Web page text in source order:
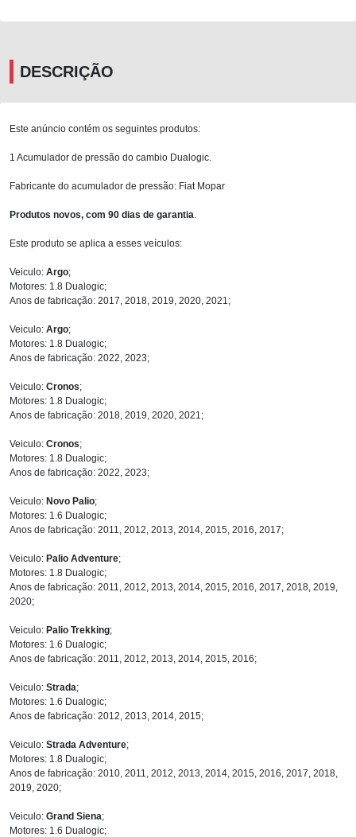
DESCRIÇÃO
Este anúncio contém os seguintes produtos:
1 Acumulador de pressão do cambio Dualogic.
Fabricante do acumulador de pressão: Fiat Mopar
Produtos novos, com 90 dias de garantia
Este produto se aplica a esses veículos:
Veiculo: Argo;
Motores: 1.8 Dualogic;
Anos de fabricação: 2017, 2018, 2019, 2020, 2021;
Veiculo: Argo;
Motores: 1.8 Dualogic;
Anos de fabricação: 2022, 2023;
Veiculo: Cronos;
Motores: 1.8 Dualogic;
Anos de fabricação: 2018, 2019, 2020, 2021;
Veiculo: Cronos;
Motores: 1.8 Dualogic;
Anos de fabricação: 2022, 2023;
Veiculo: Novo Palio;
Motores: 1.6 Dualogic;
Anos de fabricação: 2011, 2012, 2013, 2014, 2015, 2016, 2017;
Veiculo: Palio Adventure;
Motores: 1.8 Dualogic;
Anos de fabricação: 2011, 2012, 2013, 2014, 2015, 2016, 2017, 2018, 2019,
2020;
Veiculo: Palio Trekking;
Motores: 1.6 Dualogic;
Anos de fabricação: 2011, 2012, 2013, 2014, 2015, 2016;
Veiculo: Strada;
Motores: 1.6 Dualogic;
Anos de fabricação: 2012, 2013, 2014, 2015;
Veiculo: Strada Adventure;
Motores: 1.8 Dualogic;
Anos de fabricação: 2010, 2011, 2012, 2013, 2014, 2015, 2016, 2017, 2018,
2019, 2020;
Veiculo: Grand Siena;
Motores: 1.6 Dualogic;